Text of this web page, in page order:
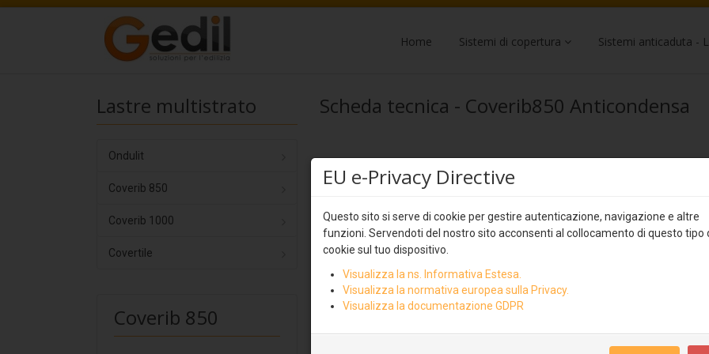
Home Sistemi di copertura Sistemi anticaduta -
Lastre multistrato
Ondulit
Coverib 850
Coverib 1000
Covertile
Coverib 850
Scheda tecnica - Coverib850 Anticondensa
EU e-Privacy Directive
Questo sito si serve di cookie per gestire autenticazione, navigazione e altre
funzioni. Servendoti del nostro sito acconsenti al collocamento di questo tipo
cookie sul tuo dispositivo.
Visualizza la ns. Informativa Estesa.
Visualizza la normativa europea sulla Privacy.
Visualizza la documentazione GDPR